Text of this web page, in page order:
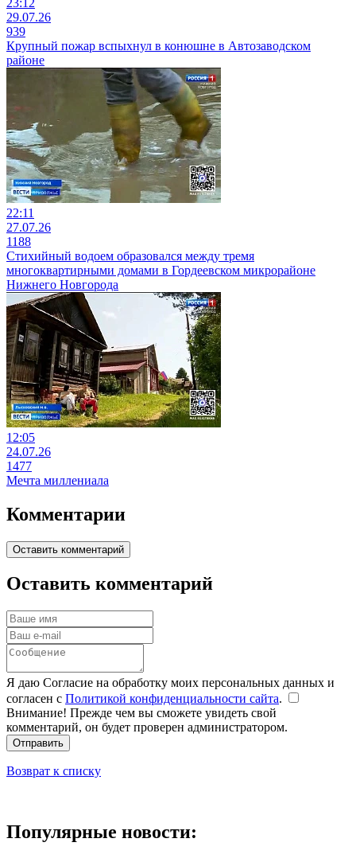
29.07.26
939
Крупный пожар вспыхнул в конюшне в Автозаводском
районе
22:11
27.07.26
1188
Стихийный водоем образовался между тремя
многоквартирными домами в Гордеевском микрорайоне
Нижнего Новгорода
12:05
24.07.26
1477
Мечта миллениала
Комментарии
Оставить комментарий
Оставить комментарий
Я даю Согласие на обработку моих персональных данных и
согласен с Политикой конфиденциальности сайта.
Внимание! Прежде чем вы сможете увидеть свой
комментарий, он будет проверен администратором.
Отправить
Возврат к списку
Популярные новости: